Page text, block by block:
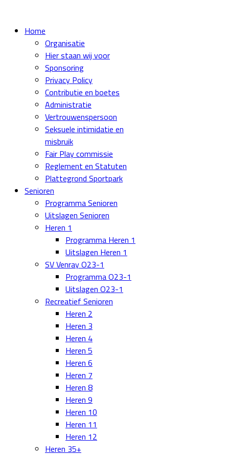
Home
Organisatie
Hier staan wij voor
Sponsoring
Privacy Policy
Contributie en boetes
Administratie
Vertrouwenspersoon
Seksuele intimidatie en
misbruik
Fair Play commissie
Reglement en Statuten
Plattegrond Sportpark
Senioren
Programma Senioren
Uitslagen Senioren
Heren 1
Programma Heren 1
Uitslagen Heren 1
SV Venray O23-1
Programma O23-1
Uitslagen O23-1
Recreatief Senioren
Heren 2
Heren 3
Heren 4
Heren 5
Heren 6
Heren 7
Heren 8
Heren 9
Heren 10
Heren 11
Heren 12
Heren 35+